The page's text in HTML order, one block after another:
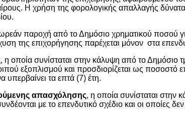
Η χρήση της φορολογικής απαλλαγής
παροχή από το Δημόσιο χρηματικού ποσού
της επιχορήγησης παρέχεται μόνον στα
, η οποία συνίσταται στην κάλυψη από το Δημόσιο
εξοπλισμού και προσδιορίζεται ως ποσοστό
υπερβαίνει τα επτά (7) έτη.
απασχόλησης, η οποία συνίσταται
με το επενδυτικό σχέδιο και οι οποίες